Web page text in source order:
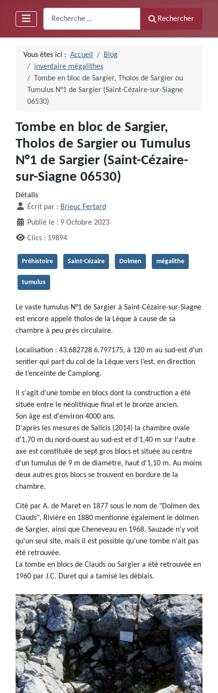
Rechercher
Vous êtes ici : Accueil
Blog
inventaire mégalithes
Tombe en bloc de Sargier, Tholos de Sargier ou
Tumulus N°1 de Sargier (Saint-Cézaire-sur-Siagne
06530)
Tombe en bloc de Sargier,
Tholos de Sargier ou Tumulus
N°1 de Sargier (Saint-Cézaire-
sur-Siagne 06530)
Détails
Écrit par : Brieuc Fertard
Publié le : 9 Octobre 2023
Clics : 19894
Préhistoire Saint-Cézaire Dolmen mégalithe
tumulus
Le vaste tumulus N°1 de Sargier à Saint-Cézaire-sur-Siagne
est encore appelé tholos de la Lèque à cause de sa
chambre à peu près circulaire.
Localisation : 43.682728 6.797175, à 120 m au sud-est d’un
sentier qui part du col de la Lèque vers l’est, en direction
de l’enceinte de Camplong.
Il s'agit d'une tombe en blocs dont la construction a été
située entre le néolithique final et le bronze ancien.
Son âge est d'environ 4000 ans.
D'après les mesures de Salicis (2014) la chambre ovale
d'1,70 m du nord-ouest au sud-est et d'1,40 m sur l'autre
axe est constituée de sept gros blocs et située au centre
d'un tumulus de 9 m de diamètre, haut d'1,10 m. Au moins
deux autres gros blocs se trouvent en bordure de la
chambre.
Cité par A. de Maret en 1877 sous le nom de "Dolmen des
Clauds", Rivière en 1880 mentionne également le dolmen
de Sargier, ainsi que Cheneveau en 1968. Sauzade n'y voit
qu'un seul site, mais il est possible qu'une tombe n'ait pas
été retrouvée.
La tombe en blocs de Clauds ou Sargier a été retrouvée en
1960 par J.C. Duret qui a tamisé les déblais.